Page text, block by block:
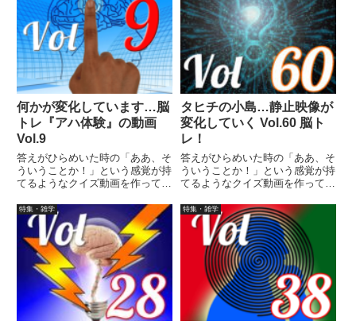
何かが変化しています…脳
トレ『アハ体験』の動画
Vol.9
答えがひらめいた時の「ああ、そ
ういうことか！」という感覚が持
てるようなクイズ動画を作ってみ
画に答えはありませんので、最後
まで繰り返し見られます。
タヒチの小島…静止映像が
変化していく Vol.60 脳ト
レ！
答えがひらめいた時の「ああ、そ
ういうことか！」という感覚が持
てるようなクイズ動画を作ってみ
画に答えはありませんので、最後
まで繰り返し見られます。
特集・雑学 特集・雑学